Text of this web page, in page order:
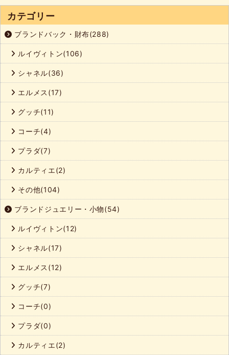
カテゴリー
ブランドバック・財布(288)
ルイヴィトン(106)
シャネル(36)
エルメス(17)
グッチ(11)
コーチ(4)
プラダ(7)
カルティエ(2)
その他(104)
ブランドジュエリー・小物(54)
ルイヴィトン(12)
シャネル(17)
エルメス(12)
グッチ(7)
コーチ(0)
プラダ(0)
カルティエ(2)